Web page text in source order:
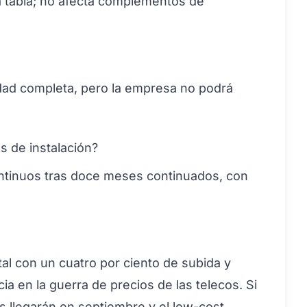
completa, pero la empresa no podrá
de instalación?
tras doce meses continuados, con
con un cuatro por ciento de subida y
en la guerra de precios de las telecos. Si